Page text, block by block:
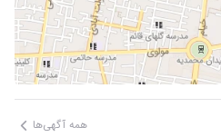
همه آگهی‌ها